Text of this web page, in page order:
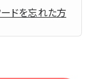
ドを忘れた方